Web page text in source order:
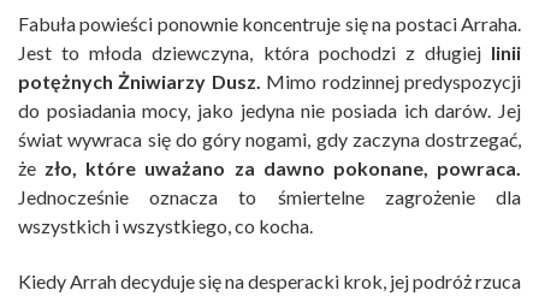
Fabuła powieści ponownie koncentruje się na postaci Arraha.
Jest to młoda dziewczyna, która pochodzi z długiejlinii
potężnych Żniwiarzy Dusz. Mimo rodzinnej predyspozycji
do posiadania mocy, jako jedyna nie posiada ich darów. Jej
świat wywraca się do góry nogami, gdy zaczyna dostrzegać,
że zło, które uważano za dawno pokonane, powraca.
Jednocześnie oznacza to śmiertelne zagrożenie dla
wszystkich i wszystkiego, co kocha.
Kiedy Arrah decyduje się na desperacki krok, jej podróż rzuca